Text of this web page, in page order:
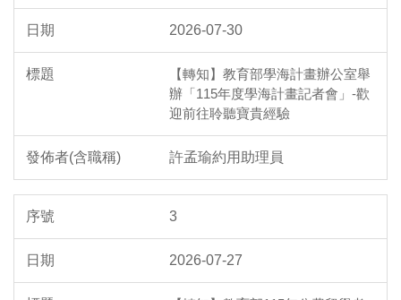
2026-07-30
【轉知】教育部學海計畫辦公室舉
辦「115年度學海計畫記者會」-歡
迎前往聆聽寶貴經驗
許孟瑜約用助理員
3
2026-07-27